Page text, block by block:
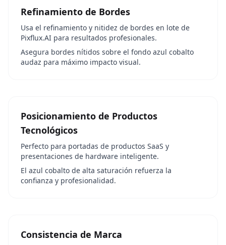
Refinamiento de Bordes
Usa el refinamiento y nitidez de bordes en lote de
Pixflux.AI para resultados profesionales.
Asegura bordes nítidos sobre el fondo azul cobalto
audaz para máximo impacto visual.
Posicionamiento de Productos
Tecnológicos
Perfecto para portadas de productos SaaS y
presentaciones de hardware inteligente.
El azul cobalto de alta saturación refuerza la
confianza y profesionalidad.
Consistencia de Marca